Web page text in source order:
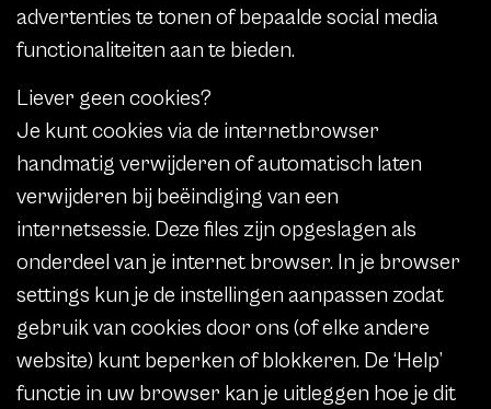
advertenties te tonen of bepaalde social media
functionaliteiten aan te bieden.
Liever geen cookies?
Je kunt cookies via de internetbrowser
handmatig verwijderen of automatisch laten
verwijderen bij beëindiging van een
internetsessie. Deze files zijn opgeslagen als
onderdeel van je internet browser. In je browser
settings kun je de instellingen aanpassen zodat
gebruik van cookies door ons (of elke andere
website) kunt beperken of blokkeren. De ‘Help’
functie in uw browser kan je uitleggen hoe je dit